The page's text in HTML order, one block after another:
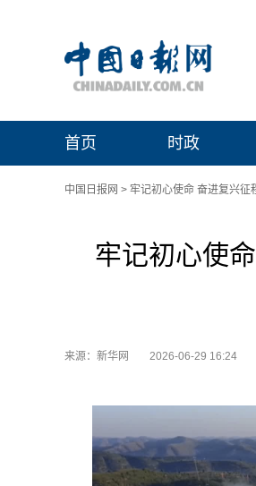
首页 时政
中国日报网 > 牢记初心使命 奋进复兴征
牢记初心使
来源：新华网 2026-06-29 16:24